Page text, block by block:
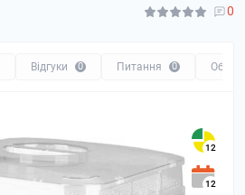
0
Відгуки 0 Питання 0 Обмін
12
12